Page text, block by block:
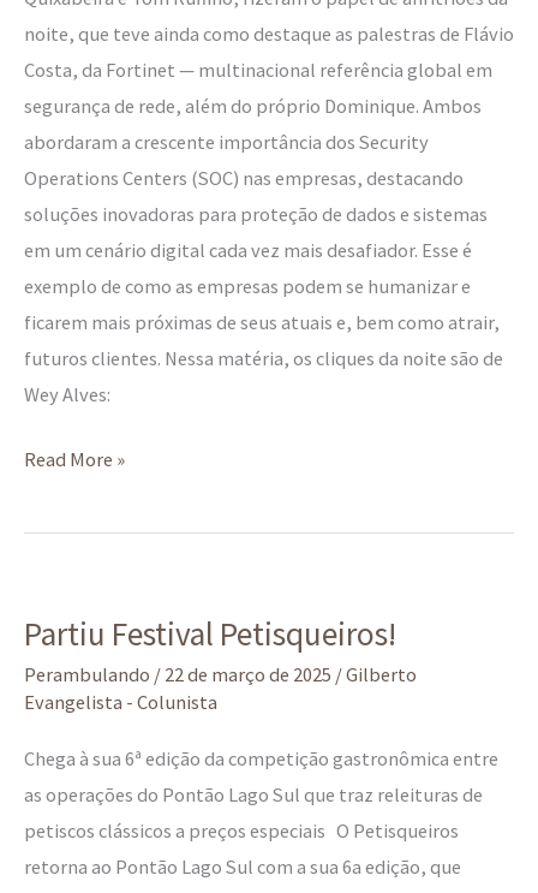
noite, que teve ainda como destaque as palestras de Flávio
Costa, da Fortinet — multinacional referência global em
segurança de rede, além do próprio Dominique. Ambos
abordaram a crescente importância dos Security
Operations Centers (SOC) nas empresas, destacando
soluções inovadoras para proteção de dados e sistemas
em um cenário digital cada vez mais desafiador. Esse é
exemplo de como as empresas podem se humanizar e
ficarem mais próximas de seus atuais e, bem como atrair,
futuros clientes. Nessa matéria, os cliques da noite são de
Wey Alves:
Read More »
Partiu Festival Petisqueiros!
Perambulando / 22 de março de 2025 /Gilberto
Evangelista - Colunista
Chega à sua 6ª edição da competição gastronômica entre
as operações do Pontão Lago Sul que traz releituras de
petiscos clássicos a preços especiais O Petisqueiros
retorna ao Pontão Lago Sul com a sua 6a edição, que
Festival
Petisqueiros!